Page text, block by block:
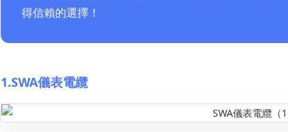
得信賴的選擇！
1.SWA儀表電纜